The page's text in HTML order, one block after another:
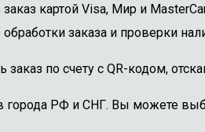
картой Visa, Мир и
заказа и проверки
заказ по счету с QR-кодом,
города РФ и СНГ. Вы можете